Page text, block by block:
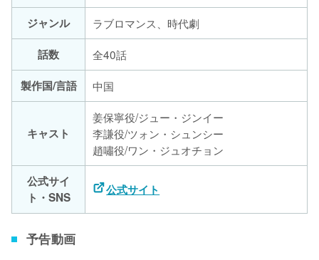
ジャンル
ラブロマンス、時代劇
話数
全40話
製作国/言語
中国
キャスト
姜保寧役/ジュー・ジンイー
李謙役/ツォン・シュンシー
趙嘯役/ワン・ジュオチョン
公式サイ
ト・SNS
公式サイト
予告動画